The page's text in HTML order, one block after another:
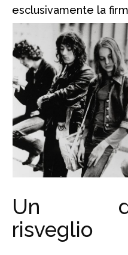
esclusivamente la
Un
risveglio